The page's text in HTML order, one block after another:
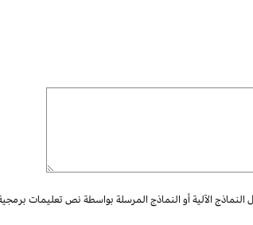
الآلية أو النماذج المرسلة بواسطة نص تعليمات